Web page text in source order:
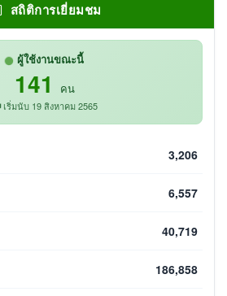
สถิติการเยี่ยมชม
ผู้ใช้งานขณะนี้
141 คน
เริ่มนับ 19 สิงหาคม 2565
3,206
6,557
40,719
186,858